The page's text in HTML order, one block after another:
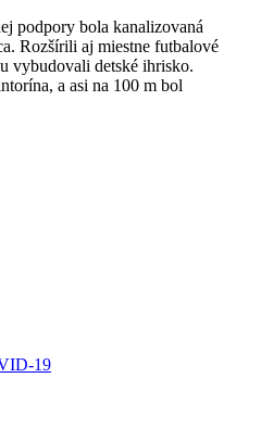
podpory bola kanalizovaná
Rozšírili aj miestne futbalové
vybudovali detské ihrisko.
a asi na 100 m bol
19